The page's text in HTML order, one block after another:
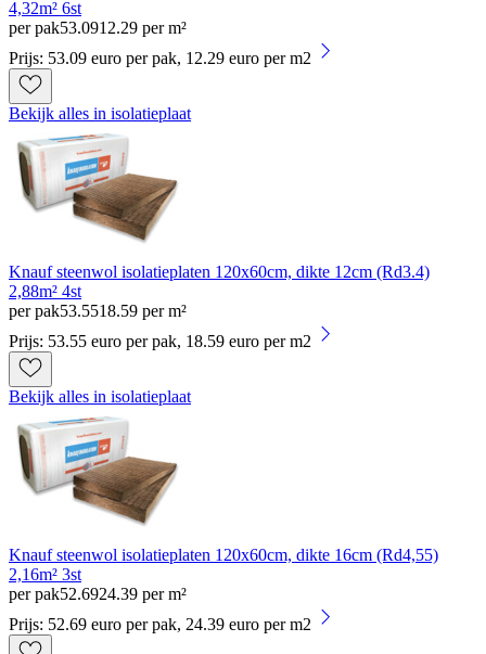
4,32m² 6st
per pak53.0912.29 per m²
Prijs: 53.09 euro per pak, 12.29 euro per m2
Bekijk alles in isolatieplaat
Knauf steenwol isolatieplaten 120x60cm, dikte 12cm (Rd3.4)
2,88m² 4st
per pak53.5518.59 per m²
Prijs: 53.55 euro per pak, 18.59 euro per m2
Bekijk alles in isolatieplaat
Knauf steenwol isolatieplaten 120x60cm, dikte 16cm (Rd4,55)
2,16m² 3st
per pak52.6924.39 per m²
Prijs: 52.69 euro per pak, 24.39 euro per m2